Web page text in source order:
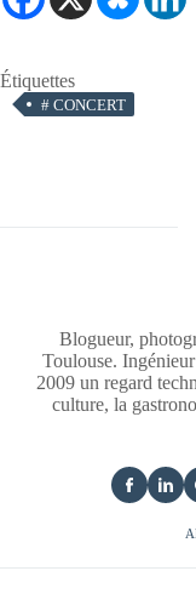
Étiquettes
# CONCERT
Blogueur,
Toulouse.
2009 un regard
culture, la